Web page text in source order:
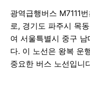
광역급행버스 M7111
로, 경기도 파주시 목
여 서울특별시 중구
다. 이 노선은 왕복 운
중요한 버스 노선입니